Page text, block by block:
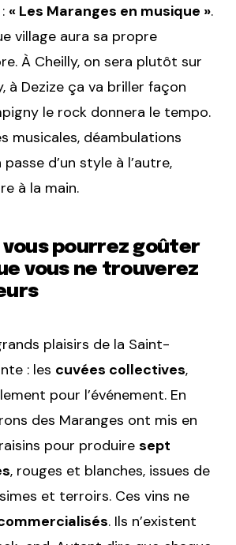
« Les Maranges en musique ».
village aura sa propre
À Cheilly, on sera plutôt sur
à Dezize ça va briller façon
le rock donnera le tempo.
musicales, déambulations
d’un style à l’autre,
à la main.
vous pourrez goûter
vous ne trouverez
plaisirs de la Saint-
: les cuvées collectives,
pour l’événement. En
des Maranges ont mis en
pour produire sept
, rouges et blanches, issues de
et terroirs. Ces vins ne
. Ils n’existent